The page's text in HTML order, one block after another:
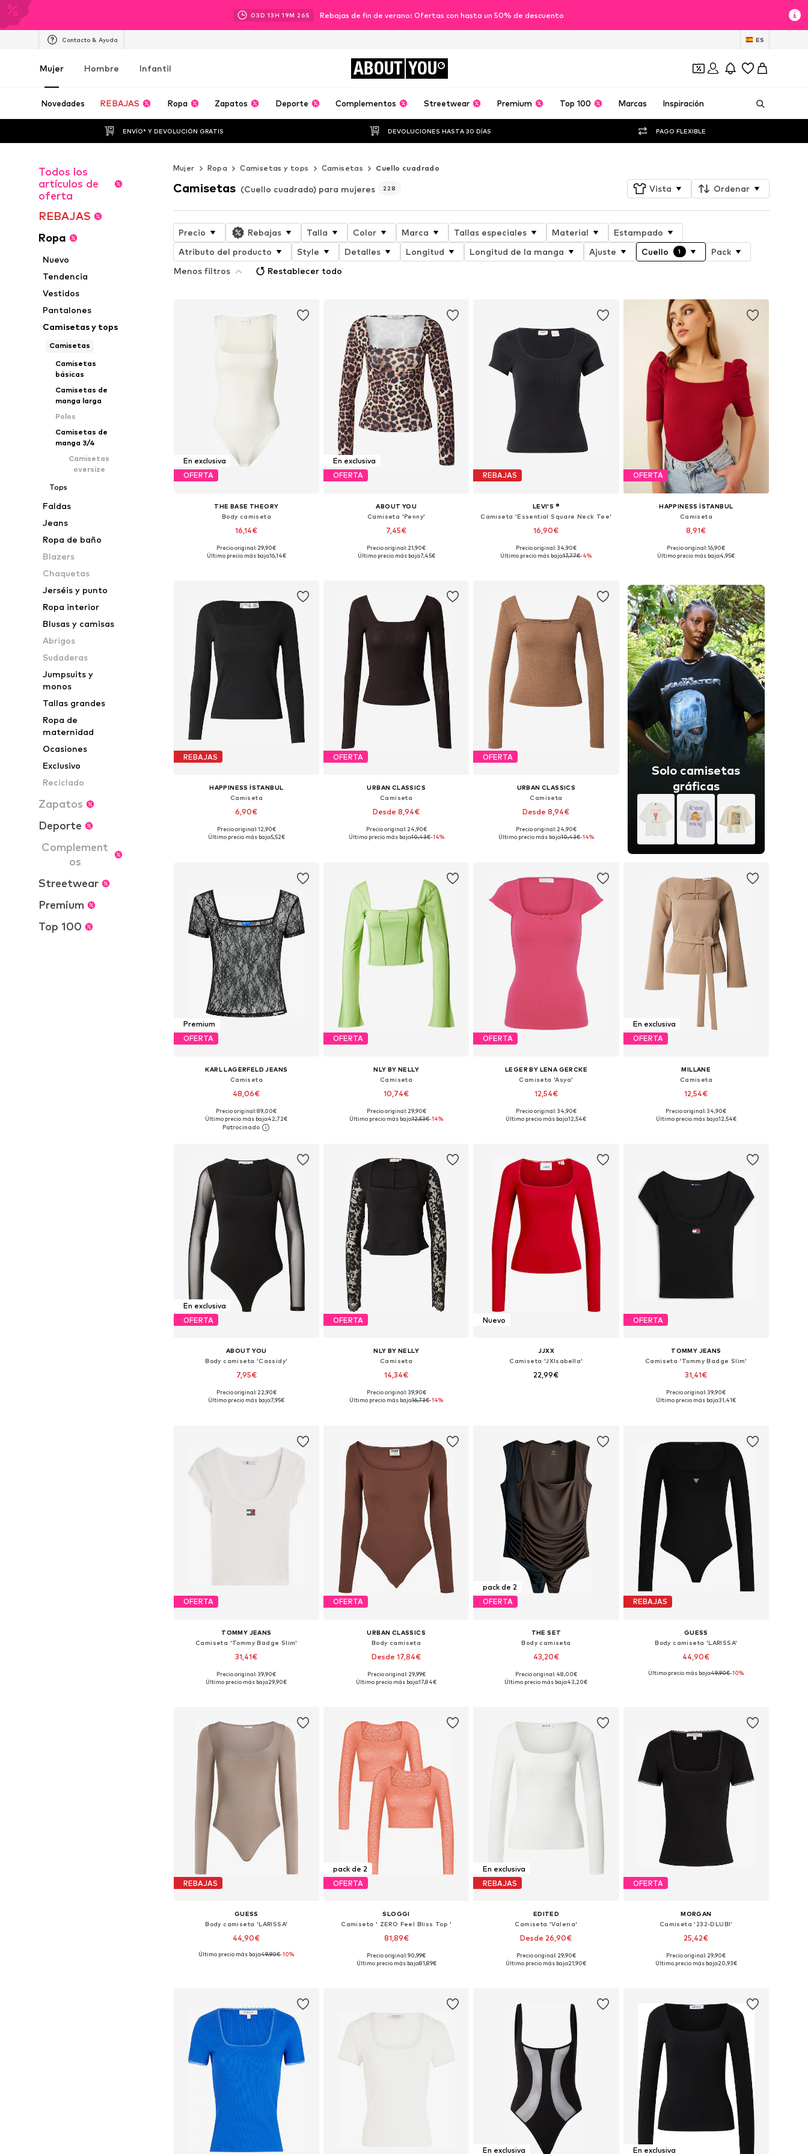
03D 13H 19M 24S Rebajas de fin de verano: Ofertas con hasta un 50% de descuento
Contacto & Ayuda ES
Mujer Hombre Infantil ABOUT YOU
Novedades REBAJAS Ropa Zapatos Deporte Complementos Streetwear Premium Top 100 Marcas Inspiración
ENVÍO* Y DEVOLUCIÓN GRATIS DEVOLUCIONES HASTA 30 DÍAS PAGO FLEXIBLE
Todos los
artículos de
oferta
REBAJAS
Ropa
Nuevo
Tendencia
Vestidos
Pantalones
Camisetas y tops
Camisetas
Camisetas
básicas
Camisetas de
manga larga
Polos
Camisetas de
manga 3/4
Camisetas
oversize
Tops
Faldas
Jeans
Ropa de baño
Blazers
Chaquetas
Jerséis y punto
Ropa interior
Blusas y camisas
Abrigos
Sudaderas
Jumpsuits y
monos
Tallas grandes
Ropa de
maternidad
Ocasiones
Exclusivo
Reciclado
Zapatos
Deporte
Complement
os
Streetwear
Premium
Top 100
Mujer Ropa Camisetas y tops Camisetas Cuello cuadrado
Camisetas (Cuello cuadrado) para mujeres 228 Vista Ordenar
Precio Rebajas Talla Color Marca Tallas especiales Material
Estampado
Atributo del producto
Style Detalles Longitud Longitud de la manga Ajuste Cuello 1
Pack
Menos filtros
Restablecer todo
En exclusiva
OFERTA
THE BASE THEORY
Body camiseta
16,14€
Tallas disponibles: XS, S, M, L, XL, XXL
Precio original: 29,90€
Último precio más bajo:16,14€
En exclusiva
OFERTA
ABOUT YOU
Camiseta 'Penny'
7,45€
Tallas disponibles: S, M, L
Precio original: 21,90€
Último precio más bajo:7,45€
REBAJAS
LEVI'S ®
Camiseta 'Essential Square Neck Tee'
16,90€
Precio original: 34,90€
Último precio más bajo:17,77€-4%
OFERTA
HAPPINESS İSTANBUL
Camiseta
8,91€
Tallas disponibles: S-M
Precio original: 16,90€
Último precio más bajo:4,95€
REBAJAS
HAPPINESS İSTANBUL
Camiseta
6,90€
Tallas disponibles: S-M
Precio original: 12,90€
Último precio más bajo:5,52€
OFERTA
URBAN CLASSICS
Camiseta
Desde 8,94€
Disponible en muchas tallas
Precio original: 24,90€
Último precio más bajo:10,43€-14%
OFERTA
URBAN CLASSICS
Camiseta
Desde 8,94€
Tallas disponibles: XS, S, M, L, XL
Precio original: 24,90€
Último precio más bajo:10,43€-14%
Solo camisetas
gráficas
Premium
OFERTA
KARL LAGERFELD JEANS
Camiseta
48,06€
Tallas disponibles: XS, S, M, L, XL
Añadir a la cesta
Precio original: 89,00€
Último precio más bajo:42,72€
OFERTA
NLY BY NELLY
Camiseta
10,74€
Tallas disponibles: S, M, L
Precio original: 29,90€
Último precio más bajo:12,53€-14%
OFERTA
LEGER BY LENA GERCKE
Camiseta 'Asya'
12,54€
Tallas disponibles: XS, S, M, L, XL
Precio original: 34,90€
Último precio más bajo:12,54€
En exclusiva
OFERTA
MILLANE
Camiseta
12,54€
Tallas disponibles: XS, S, M, L, XL
Precio original: 34,90€
Último precio más bajo:12,54€
En exclusiva
OFERTA
ABOUT YOU
Body camiseta 'Cassidy'
7,95€
Tallas disponibles: S, M
Precio original: 22,90€
Último precio más bajo:7,95€
OFERTA
NLY BY NELLY
Camiseta
14,34€
Tallas disponibles: XS, S, M, L
Precio original: 39,90€
Último precio más bajo:16,73€-14%
Nuevo
JJXX
Camiseta 'JXIsabella'
22,99€
OFERTA
TOMMY JEANS
Camiseta 'Tommy Badge Slim'
31,41€
Disponible en muchas tallas
Precio original: 39,90€
Último precio más bajo:31,41€
OFERTA
TOMMY JEANS
Camiseta 'Tommy Badge Slim'
31,41€
Disponible en muchas tallas
Precio original: 39,90€
Último precio más bajo:29,90€
OFERTA
URBAN CLASSICS
Body camiseta
Desde 17,84€
Disponible en muchas tallas
Precio original: 29,99€
Último precio más bajo:17,84€
pack de 2
OFERTA
THE SET
Body camiseta
43,20€
Disponible en muchas tallas
Precio original: 48,00€
Último precio más bajo:43,20€
REBAJAS
GUESS
Body camiseta 'LARISSA'
44,90€
Tallas disponibles: XS, S, M, L, XL, XXL
Último precio más bajo:49,90€-10%
REBAJAS
GUESS
Body camiseta 'LARISSA'
44,90€
Tallas disponibles: XS, S, M, L, XL, XXL
Último precio más bajo:49,90€-10%
pack de 2
OFERTA
SLOGGI
Camiseta ' ZERO Feel Bliss Top '
81,89€
Tallas disponibles: XS, S, M, L, XL
Precio original: 90,99€
Último precio más bajo:81,89€
En exclusiva
REBAJAS
EDITED
Camiseta 'Valeria'
Desde 26,90€
Tallas disponibles: XS, S, M, L, XL
Precio original: 29,90€
Último precio más bajo:21,90€
OFERTA
MORGAN
Camiseta '232-DLUBI'
25,42€
Tallas disponibles: XS, S, M, L
Precio original: 29,90€
Último precio más bajo:20,93€
En exclusiva En exclusiva